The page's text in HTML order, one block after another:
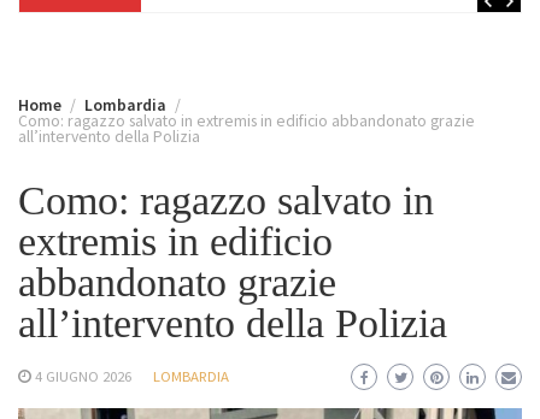
Home Lombardia
Como: ragazzo salvato in extremis in edificio abbandonato grazie
all’intervento della Polizia
Como: ragazzo salvato in
extremis in edificio
abbandonato grazie
all’intervento della Polizia
4 GIUGNO 2026 LOMBARDIA